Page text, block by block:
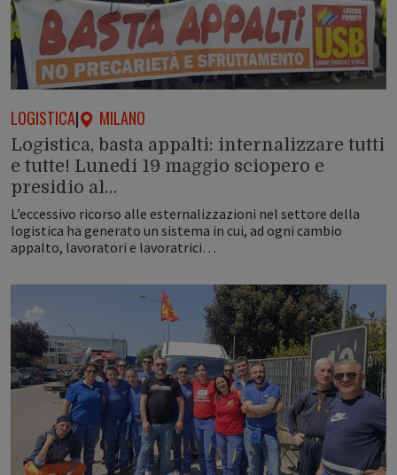
LOGISTICA| MILANO
Logistica, basta appalti: internalizzare tutti
e tutte! Lunedi 19 maggio sciopero e
presidio al…
L’eccessivo ricorso alle esternalizzazioni nel settore della
logistica ha generato un sistema in cui, ad ogni cambio
appalto, lavoratori e lavoratrici…